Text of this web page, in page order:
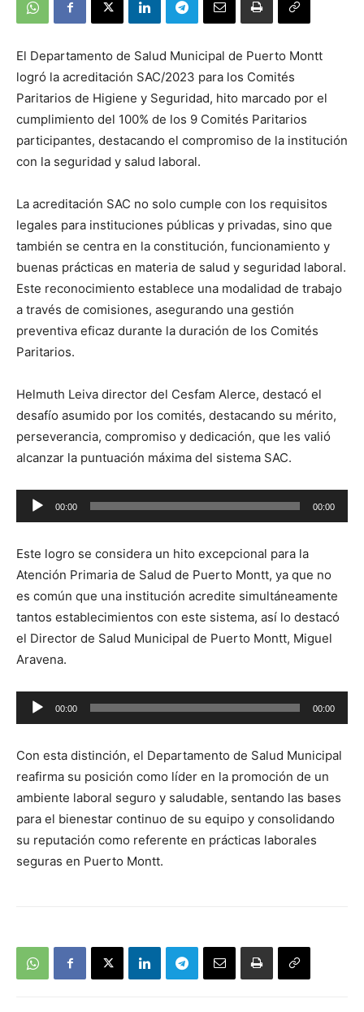
El Departamento de Salud Municipal de Puerto Montt
logró la acreditación SAC/2023 para los Comités
Paritarios de Higiene y Seguridad, hito marcado por el
cumplimiento del 100% de los 9 Comités Paritarios
participantes, destacando el compromiso de la institución
con la seguridad y salud laboral.
La acreditación SAC no solo cumple con los requisitos
legales para instituciones públicas y privadas, sino que
también se centra en la constitución, funcionamiento y
buenas prácticas en materia de salud y seguridad laboral.
Este reconocimiento establece una modalidad de trabajo
a través de comisiones, asegurando una gestión
preventiva eficaz durante la duración de los Comités
Paritarios.
Helmuth Leiva director del Cesfam Alerce, destacó el
desafío asumido por los comités, destacando su mérito,
perseverancia, compromiso y dedicación, que les valió
alcanzar la puntuación máxima del sistema SAC.
Reproductor
de
00:00 00:00
Este logro se considera un hito excepcional para la
Atención Primaria de Salud de Puerto Montt, ya que no
es común que una institución acredite simultáneamente
tantos establecimientos con este sistema, así lo destacó
el Director de Salud Municipal de Puerto Montt, Miguel
Aravena.
Reproductor
de
00:00 00:00
Con esta distinción, el Departamento de Salud Municipal
reafirma su posición como líder en la promoción de un
ambiente laboral seguro y saludable, sentando las bases
para el bienestar continuo de su equipo y consolidando
su reputación como referente en prácticas laborales
seguras en Puerto Montt.